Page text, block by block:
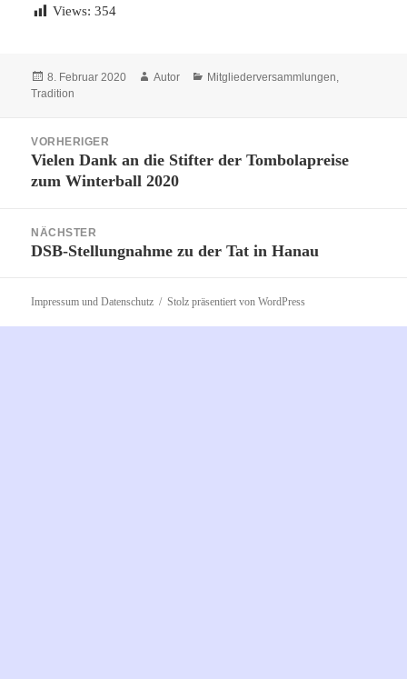
Views: 354
Veröffentlicht
am
8. Februar 2020 Autor
Autor Kategorien
Mitgliederversammlungen,
Tradition
VORHERIGER
Vorheriger
Beitrag:
Vielen Dank an die Stifter der Tombolapreise
zum Winterball 2020
NÄCHSTER
Nächster
DSB-Stellungnahme zu der Tat in Hanau
Impressum und Datenschutz Stolz präsentiert von WordPress